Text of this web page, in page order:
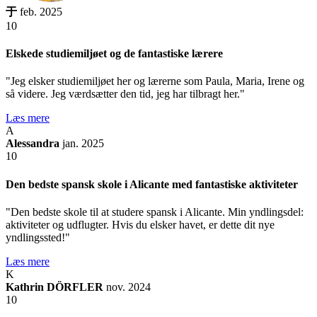
于 feb. 2025
10
Elskede studiemiljøet og de fantastiske lærere
"Jeg elsker studiemiljøet her og lærerne som Paula, Maria, Irene og
så videre. Jeg værdsætter den tid, jeg har tilbragt her."
Læs mere
A
Alessandra jan. 2025
10
Den bedste spansk skole i Alicante med fantastiske aktiviteter
"Den bedste skole til at studere spansk i Alicante. Min yndlingsdel:
aktiviteter og udflugter. Hvis du elsker havet, er dette dit nye
yndlingssted!"
Læs mere
K
Kathrin DÖRFLER nov. 2024
10